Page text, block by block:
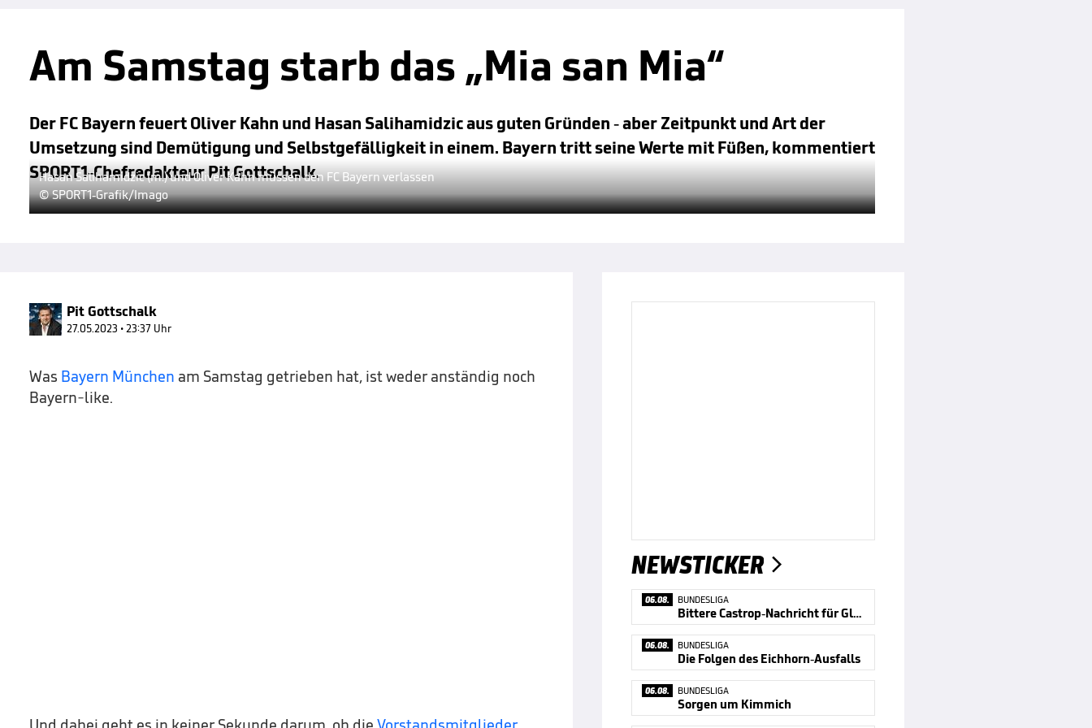
Am Samstag starb das „Mia san Mia“
Der FC Bayern feuert Oliver Kahn und Hasan Salihamidzic aus guten Gründen - aber Zeitpunkt und Art der
Umsetzung sind Demütigung und Selbstgefälligkeit in einem. Bayern tritt seine Werte mit Füßen, kommentiert
SPORT1-Chefredakteur Pit Gottschalk.
Hasan Salihamidzic (m.) und Oliver Kahn müssen den FC Bayern verlassen
© SPORT1-Grafik/Imago
Pit Gottschalk
27.05.2023 • 23:37 Uhr
Was Bayern München am Samstag getrieben hat, ist weder anständig noch
Bayern-like.
NEWSTICKER 
06.08. BUNDESLIGA
Bittere Castrop-Nachricht für Gladbach
06.08. BUNDESLIGA
Die Folgen des Eichhorn-Ausfalls
06.08. BUNDESLIGA
Sorgen um Kimmich